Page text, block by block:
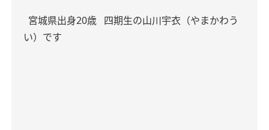
宮城県出身20歳 四期生の山川宇衣（やまかわう
い）です